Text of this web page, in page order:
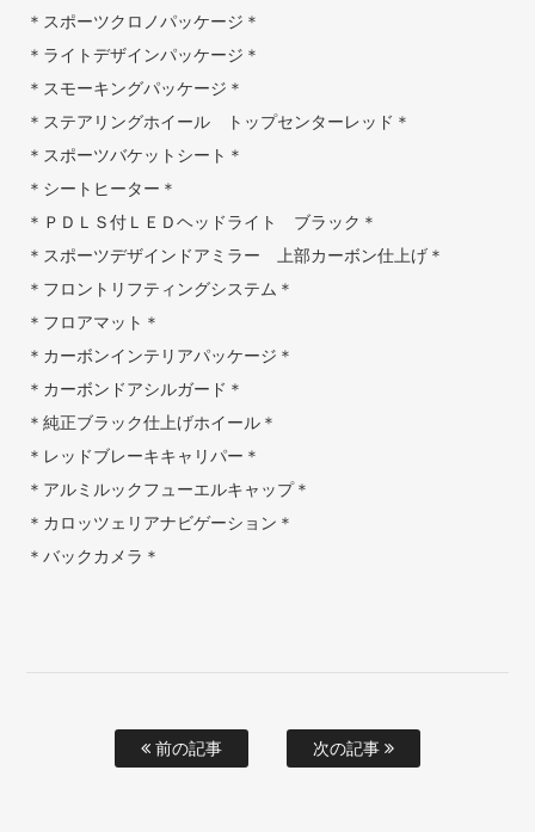
＊スポーツクロノパッケージ＊
＊ライトデザインパッケージ＊
＊スモーキングパッケージ＊
＊ステアリングホイール トップセンターレッド＊
＊スポーツバケットシート＊
＊シートヒーター＊
＊ＰＤＬＳ付ＬＥＤヘッドライト ブラック＊
＊スポーツデザインドアミラー 上部カーボン仕上げ＊
＊フロントリフティングシステム＊
＊フロアマット＊
＊カーボンインテリアパッケージ＊
＊カーボンドアシルガード＊
＊純正ブラック仕上げホイール＊
＊レッドブレーキキャリパー＊
＊アルミルックフューエルキャップ＊
＊カロッツェリアナビゲーション＊
＊バックカメラ＊
前の記事 次の記事